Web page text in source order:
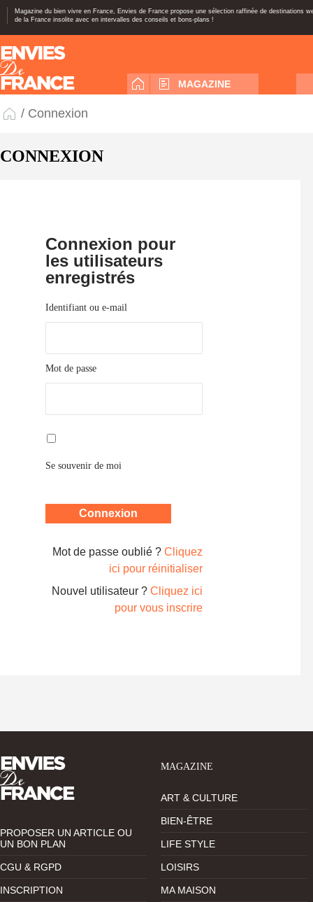
Magazine du bien vivre en France, Envies de France propose une sélection raffinée de destinations
de la France insolite avec en intervalles des conseils et bons-plans !
MAGAZINE
/ Connexion
CONNEXION
Connexion pour
les utilisateurs
enregistrés
Identifiant ou e-mail
Mot de passe
Se souvenir de moi
Mot de passe oublié ? Cliquez
ici pour réinitialiser
Nouvel utilisateur ? Cliquez ici
pour vous inscrire
PROPOSER UN ARTICLE OU
UN BON PLAN
CGU & RGPD
INSCRIPTION
MAGAZINE
ART & CULTURE
BIEN-ÊTRE
LIFE STYLE
LOISIRS
MA MAISON